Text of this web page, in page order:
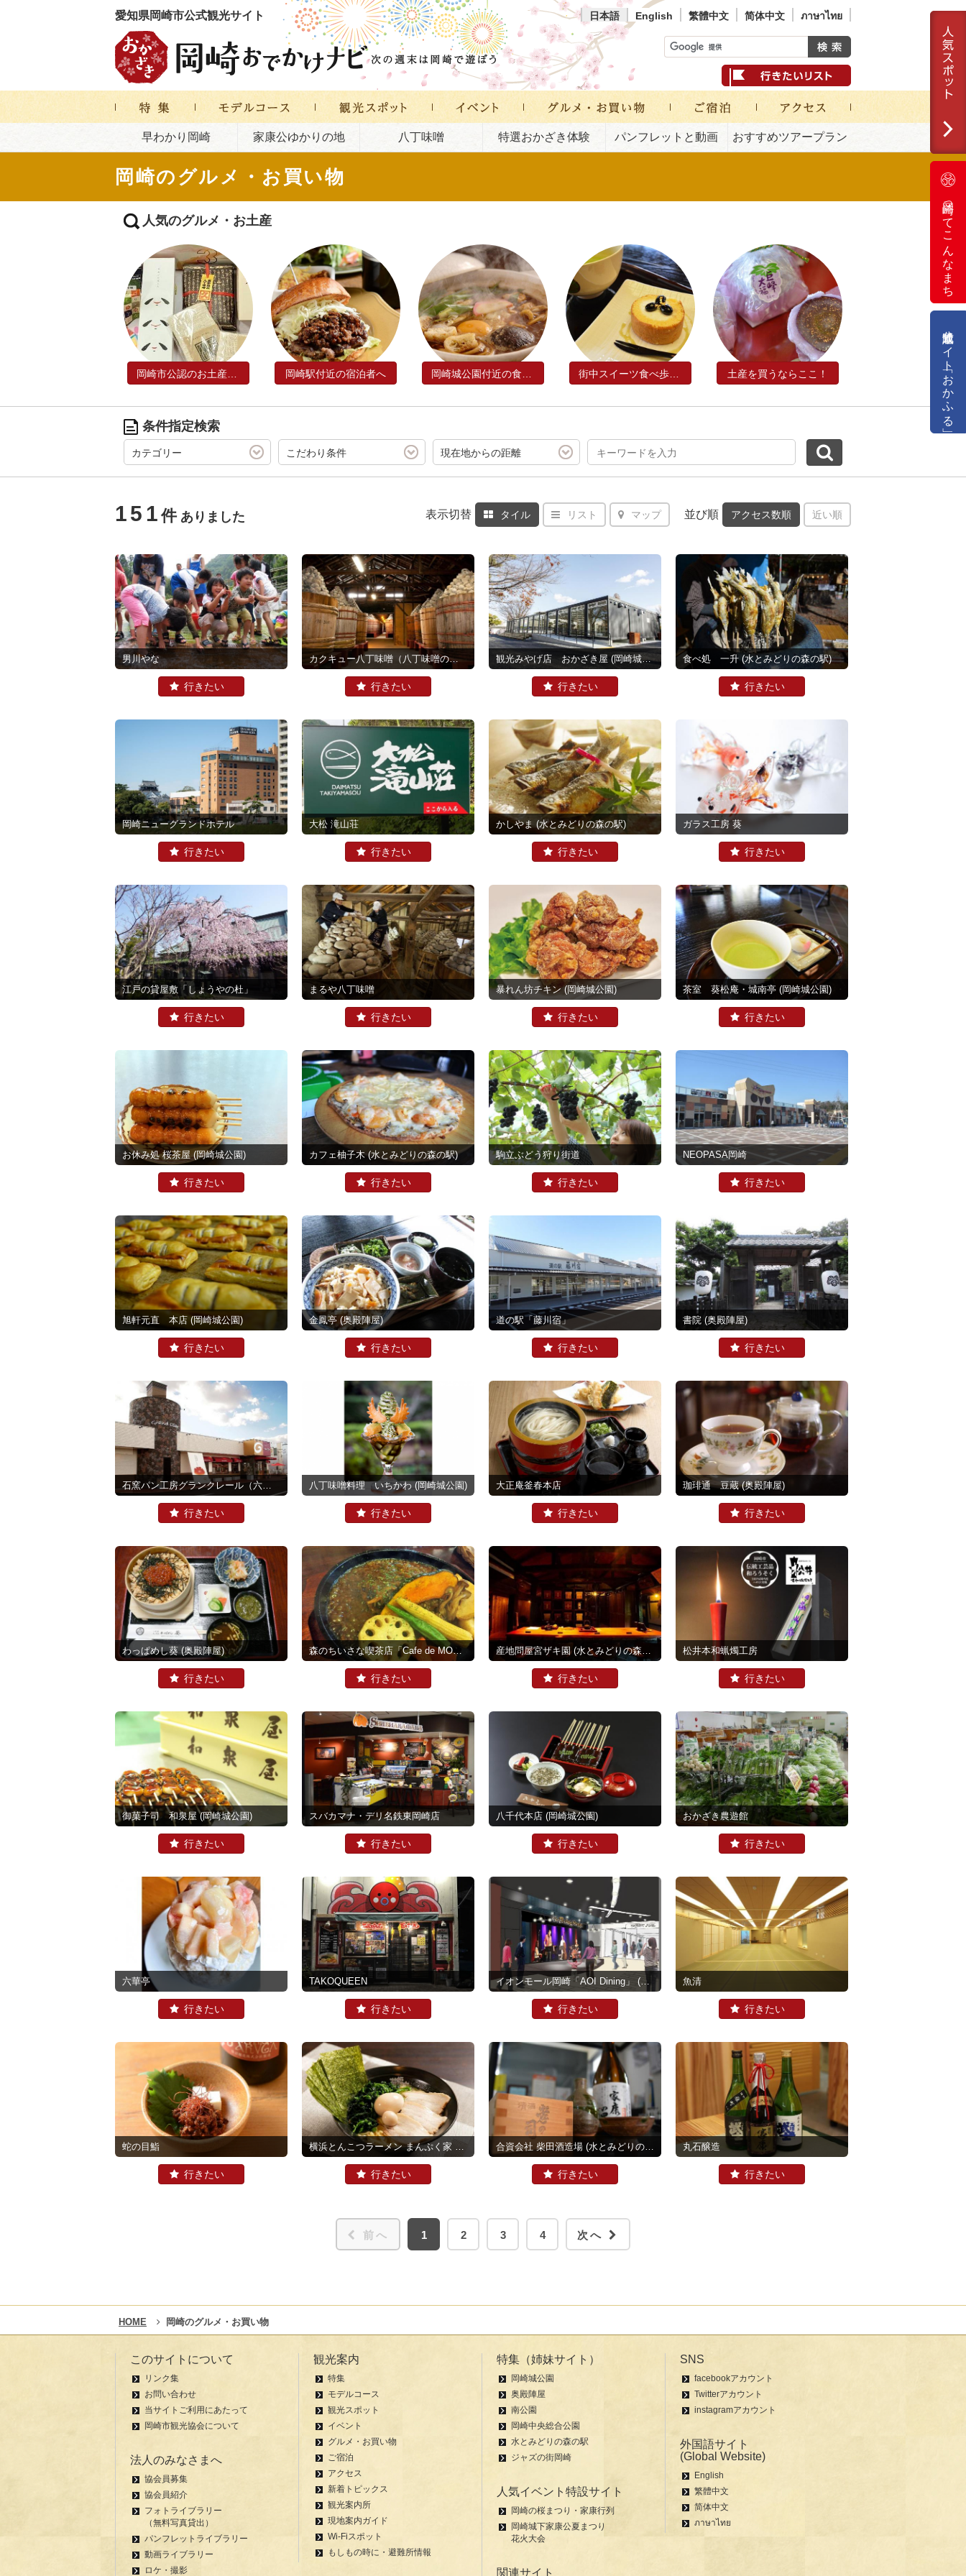
愛知県岡崎市公式観光サイト 日本語 English 繁體中文 简体中文 ภาษาไทย
早わかり岡崎 家康公ゆかりの地 八丁味噌 特選おかざき体験 パンフレットと動画 おすすめツアープラン
岡崎ってこんなまち
公式通販サイト「おかふる」
岡崎のグルメ・お買い物
人気のグルメ・お土産
岡崎駅付近の宿泊者へ 土産を買うならここ！
条件指定検索
カテゴリー こだわり条件 現在地からの距離
151件 ありました 表示切替 タイル リスト マップ 並び順 アクセス数順 近い順
男川やな カクキュー八丁味噌（八丁味噌の郷） 観光みやげ店 おかざき屋 (岡崎城公園) 食べ処 一升 (水とみどりの森の駅)
岡崎ニューグランドホテル 大松 滝山荘 かしやま (水とみどりの森の駅) ガラス工房 葵
江戸の貸屋敷「しょうやの杜」 まるや八丁味噌 暴れん坊チキン(岡崎城公園) 茶室 葵松庵・城南亭 (岡崎城公園)
お休み処 桜茶屋 (岡崎城公園) カフェ柚子木(水とみどりの森の駅) 駒立ぶどう狩り街道 NEOPASA岡崎
旭軒元直 本店 (岡崎城公園) 金鳳亭 (奥殿陣屋) 道の駅「藤川宿」 書院 (奥殿陣屋)
八丁味噌料理 いちかわ (岡崎城公園) 大正庵釜春本店 珈琲通 豆蔵(奥殿陣屋)
わっぱめし葵 (奥殿陣屋) 森のちいさな喫茶店「Cafe de MOMO」 (水とみどりの森の駅)
産地問屋宮ザキ園 (水とみどりの森の駅) 松井本和蝋燭工房
御菓子司 和泉屋(岡崎城公園) スバカマナ・デリ名鉄東岡崎店 八千代本店 (岡崎城公園) おかざき農遊館
六華亭 TAKOQUEEN イオンモール岡崎「AOI Dining」 (ジャズの街岡崎) 魚清
蛇の目鮨 (岡崎城公園)
合資会社 柴田酒造場 (水とみどりの森の駅) 丸石醸造
前へ 1 2 3 4 次へ
HOME 岡崎のグルメ・お買い物
このサイトについて
リンク集
お問い合わせ
当サイトご利用にあたって
岡崎市観光協会について
法人のみなさまへ
協会員募集
協会員紹介
フォトライブラリー
（無料写真貸出）
パンフレットライブラリー
動画ライブラリー
ロケ・撮影
観光案内
特集
モデルコース
観光スポット
イベント
グルメ・お買い物
ご宿泊
アクセス
新着トピックス
観光案内所
現地案内ガイド
Wi-Fiスポット
もしもの時に・避難所情報
特集（姉妹サイト）
岡崎城公園
奥殿陣屋
南公園
岡崎中央総合公園
水とみどりの森の駅
ジャズの街岡崎
人気イベント特設サイト
岡崎の桜まつり・家康行列
岡崎城下家康公夏まつり
花火大会
関連サイト
SNS
facebookアカウント
Twitterアカウント
instagramアカウント
外国語サイト
(Global Website)
English
繁體中文
简体中文
ภาษาไทย